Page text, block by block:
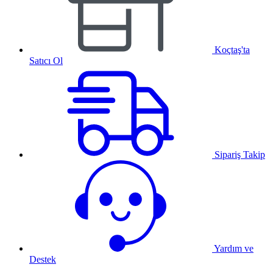
Koçtaş'ta
Satıcı Ol
Sipariş Takip
Yardım ve
Destek